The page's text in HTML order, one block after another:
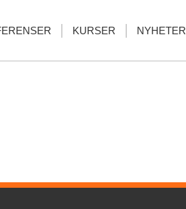
KURSER NYHETER